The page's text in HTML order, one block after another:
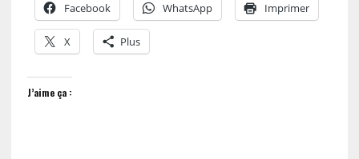
Facebook WhatsApp Imprimer
X Plus
J’aime ça :